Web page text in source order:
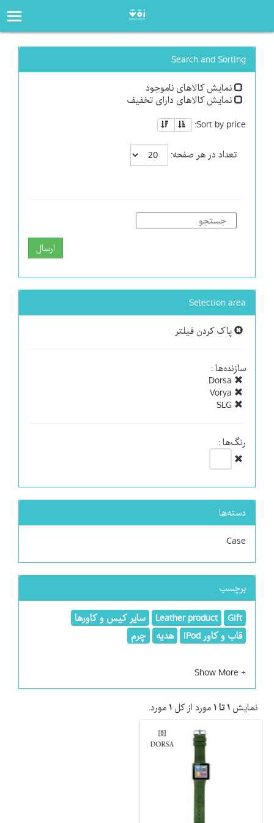
Search and Sorting
نمایش کالاهای ناموجود
نمایش کالاهای دارای تخفیف
Sort by price:
تعداد در هر صفحه:
ارسال
Selection area
پاک کردن فیلتر
سازنده‌ها :
رنگ‌ها :
دسته‌ها
Case
برچسب
Gift
Leather product
سایر کیس و کاورها
قاب و کاور iPod
هدیه چرم
نمایش ۱ تا ۱ مورد از کل ۱ مورد.